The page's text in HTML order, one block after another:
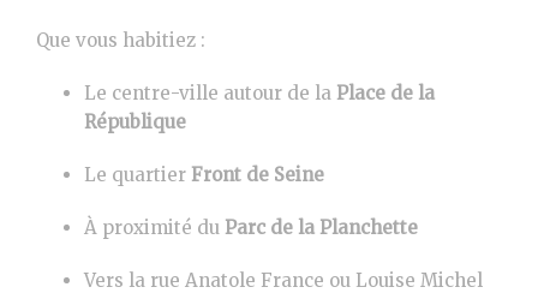
Que vous habitiez :
Le centre-ville autour de la Place de la
République
Le quartier Front de Seine
À proximité du Parc de la Planchette
Vers la rue Anatole France ou Louise Michel